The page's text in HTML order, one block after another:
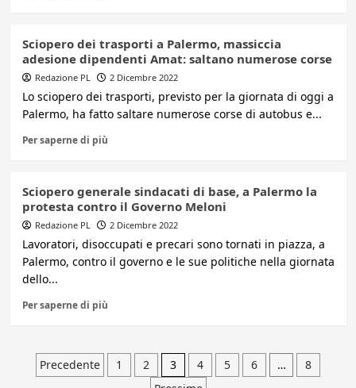
Sciopero dei trasporti a Palermo, massiccia
adesione dipendenti Amat: saltano numerose corse
Redazione PL 2 Dicembre 2022
Lo sciopero dei trasporti, previsto per la giornata di oggi a
Palermo, ha fatto saltare numerose corse di autobus e...
Per saperne di più
Sciopero generale sindacati di base, a Palermo la
protesta contro il Governo Meloni
Redazione PL 2 Dicembre 2022
Lavoratori, disoccupati e precari sono tornati in piazza, a
Palermo, contro il governo e le sue politiche nella giornata
dello...
Per saperne di più
Paginazione
Precedente 1 2 3 4 5 6 …
8